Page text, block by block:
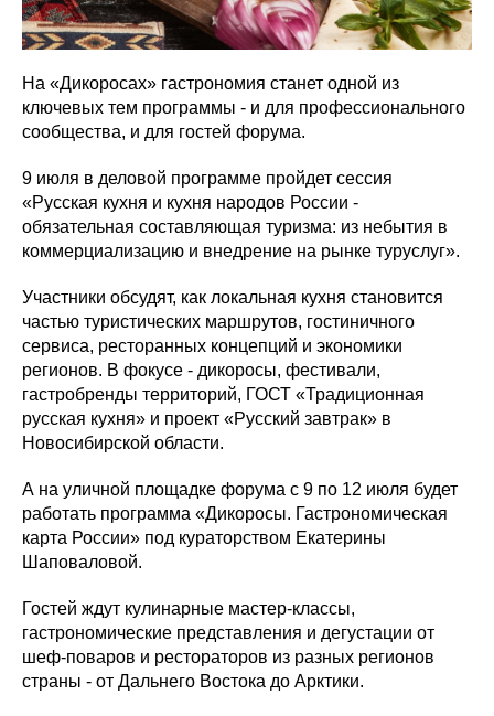
На «Дикоросах» гастрономия станет одной из
ключевых тем программы - и для профессионального
сообщества, и для гостей форума.
9 июля в деловой программе пройдет сессия
«Русская кухня и кухня народов России -
обязательная составляющая туризма: из небытия в
коммерциализацию и внедрение на рынке туруслуг».
Участники обсудят, как локальная кухня становится
частью туристических маршрутов, гостиничного
сервиса, ресторанных концепций и экономики
регионов. В фокусе - дикоросы, фестивали,
гастробренды территорий, ГОСТ «Традиционная
русская кухня» и проект «Русский завтрак» в
Новосибирской области.
А на уличной площадке форума с 9 по 12 июля будет
работать программа «Дикоросы. Гастрономическая
карта России» под кураторством Екатерины
Шаповаловой.
Гостей ждут кулинарные мастер-классы,
гастрономические представления и дегустации от
шеф-поваров и рестораторов из разных регионов
страны - от Дальнего Востока до Арктики.